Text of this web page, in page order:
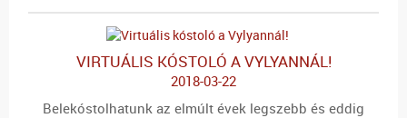
VIRTUÁLIS KÓSTOLÓ A VYLYANNÁL!
2018-03-22
Belekóstolhatunk az elmúlt évek legszebb és eddig